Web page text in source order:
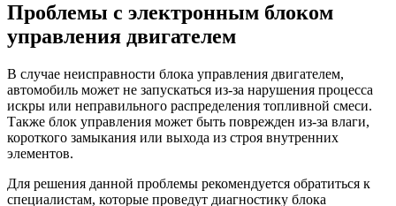
Проблемы с электронным блоком
управления двигателем
В случае неисправности блока управления двигателем,
автомобиль может не запускаться из-за нарушения процесса
искры или неправильного распределения топливной смеси.
Также блок управления может быть поврежден из-за влаги,
короткого замыкания или выхода из строя внутренних
элементов.
Для решения данной проблемы рекомендуется обратиться к
специалистам, которые проведут диагностику блока